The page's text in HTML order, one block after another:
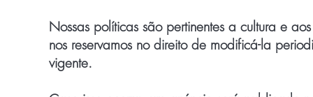
Nossas políticas são pertinentes a cultura e
nos reservamos no direito de modificá-la
vigente.